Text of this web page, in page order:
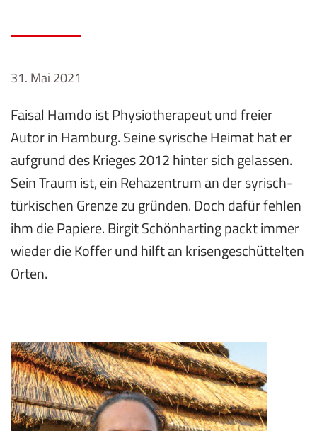
31. Mai 2021
Faisal Hamdo ist Physiotherapeut und freier
Autor in Hamburg. Seine syrische Heimat hat er
aufgrund des Krieges 2012 hinter sich gelassen.
Sein Traum ist, ein Rehazentrum an der syrisch-
türkischen Grenze zu gründen. Doch dafür fehlen
ihm die Papiere. Birgit Schönharting packt immer
wieder die Koffer und hilft an krisengeschüttelten
Orten.